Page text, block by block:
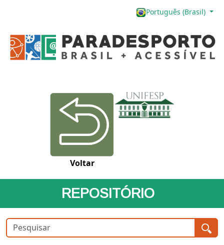
Português (Brasil)
Voltar
REPOSITÓRIO